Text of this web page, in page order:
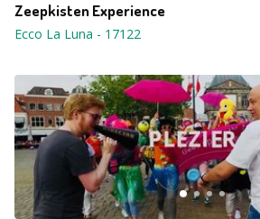
Zeepkisten Experience
Ecco La Luna - 17122